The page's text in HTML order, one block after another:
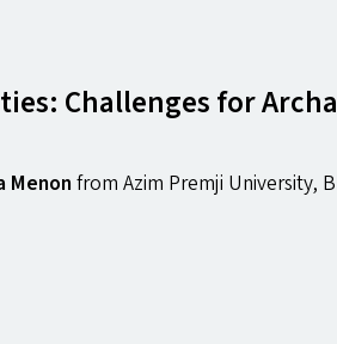
Challenges for
Menon from Azim Premji University,